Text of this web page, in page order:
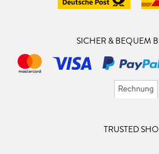
SICHER & BEQUEM
TRUSTED